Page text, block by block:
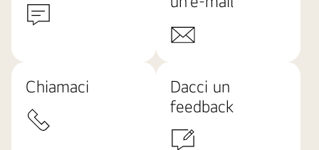
Chiamaci
Dacci un
feedback